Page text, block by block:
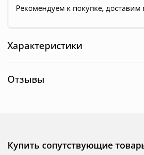
Рекомендуем к покупке, доставим
Характеристики
Отзывы
Купить сопутствующие